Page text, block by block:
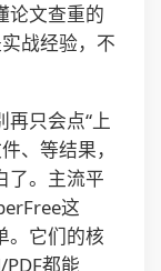
论文查重的
战经验，不
再只会点“上
、等结果，
了。主流平
这
。它们的核
都能